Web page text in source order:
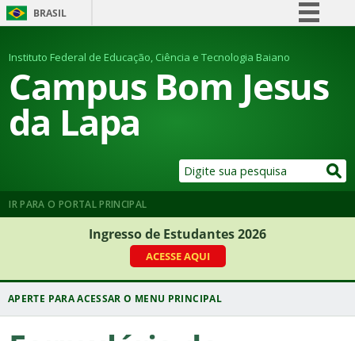
BRASIL
Comunica BR
Participe
Instituto Federal de Educação, Ciência e Tecnologia Baiano
Campus Bom Jesus
da Lapa
IR PARA O PORTAL PRINCIPAL
Ingresso de Estudantes 2026
ACESSE AQUI